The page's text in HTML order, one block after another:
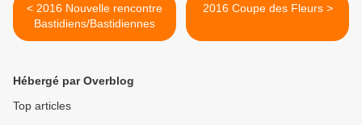
< 2016 Nouvelle rencontre
Bastidiens/Bastidiennes
2016 Coupe des Fleurs >
Hébergé par Overblog
Top articles